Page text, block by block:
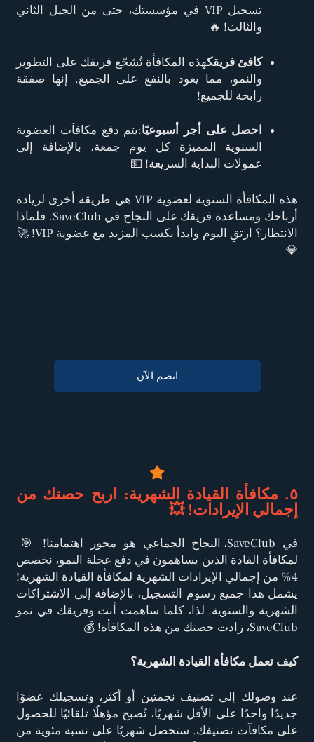
تسجيل VIP في مؤسستك، حتى من الجيل الثاني
والثالث! 🔥
كافئ فريقكهذه المكافأة تُشجّع فريقك على التطوير
والنمو، مما يعود بالنفع على الجميع. إنها صفقة
رابحة للجميع!
احصل على أجر أسبوعيًا:يتم دفع مكافآت العضوية
السنوية المميزة كل يوم جمعة، بالإضافة إلى
عمولات البداية السريعة! 💵
هذه المكافأة السنوية لعضوية VIP هي طريقة أخرى لزيادة
أرباحك ومساعدة فريقك على النجاح في SaveClub. فلماذا
الانتظار؟ ارتقِ اليوم وابدأ بكسب المزيد مع عضوية VIP! 🚀
💎
انضم الآن
٥. مكافأة القيادة الشهرية: اربح حصتك من
إجمالي الإيرادات! 💥
في SaveClub، النجاح الجماعي هو محور اهتمامنا! 🎯
لمكافأة القادة الذين يساهمون في دفع عجلة النمو، نخصص
4% من إجمالي الإيرادات الشهرية لمكافأة القيادة الشهرية!
يشمل هذا جميع رسوم التسجيل، بالإضافة إلى الاشتراكات
الشهرية والسنوية. لذا، كلما ساهمت أنت وفريقك في نمو
SaveClub، زادت حصتك من هذه المكافأة! 💰
كيف تعمل مكافأة القيادة الشهرية؟
عند وصولك إلى تصنيف نجمتين أو أكثر، وتسجيلك عضوًا
جديدًا واحدًا على الأقل شهريًا، تُصبح مؤهلًا تلقائيًا للحصول
على مكافآت تصنيفك. ستحصل شهريًا على نسبة مئوية من